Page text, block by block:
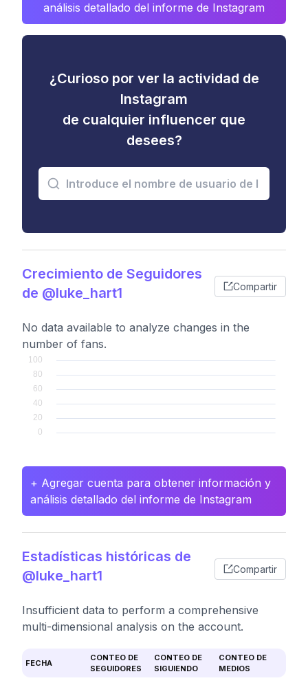
análisis detallado del informe de Instagram
¿Curioso por ver la actividad de
Instagram
de cualquier influencer que
desees?
Crecimiento de Seguidores
de @luke_hart1
Compartir
No data available to analyze changes in the
number of fans.
+ Agregar cuenta para obtener información y
análisis detallado del informe de Instagram
Estadísticas históricas de
@luke_hart1
Compartir
Insufficient data to perform a comprehensive
multi-dimensional analysis on the account.
FECHA
CONTEO DE
SEGUIDORES
CONTEO DE
SIGUIENDO
CONTEO DE
MEDIOS